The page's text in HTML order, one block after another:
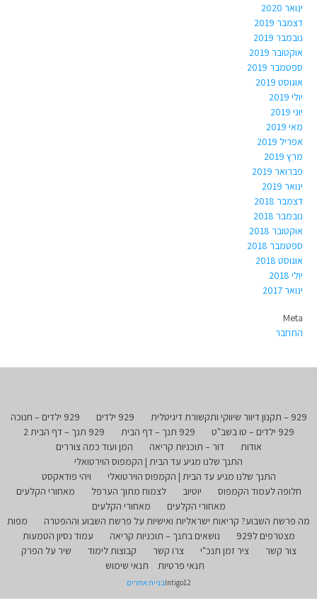
ינואר 2020
דצמבר 2019
נובמבר 2019
אוקטובר 2019
ספטמבר 2019
אוגוסט 2019
יולי 2019
יוני 2019
מאי 2019
אפריל 2019
מרץ 2019
פברואר 2019
ינואר 2019
דצמבר 2018
נובמבר 2018
אוקטובר 2018
ספטמבר 2018
אוגוסט 2018
יולי 2018
ינואר 2017
Meta
התחבר
929 – תקנון דיוור שיווקי ותקשורת דיגיטלית 929 ילדים
929 ילדים – חנוכה
929 ילדים – טו בשב"ט
929 תנך – דף הבית
929 תנך – דף הבית 2
אודות
דור – תוכניות קריאה
המן ועוד כמה צוררים
התנך שלנו מגיע עד הבית | הקמפוס הוירטואלי
התנך שלנו מגיע עד הבית | הקמפוס הוירטואלי
ויהי פודאקסט
חלופה לעמוד הקמפוס
יוטיוב לצמוח מתוך הערפל
מאחורי הקלעים
מאחורי הקלעים
מאחורי הקלעים
מה פרשת השבוע? קריאות ישראליות ואישיות על פרשת השבוע וההפטרה
מפות
מצטרפים ל929
נושאים בתנך – תוכניות קריאה
עמוד נסיון הטמעות
צור קשר
ציר זמן תנכ"י צרו קשר קבוצות לימוד
שיר על הפרק
תנאי פרטיות
תנאי שימוש
Intigo12בניית אתרים